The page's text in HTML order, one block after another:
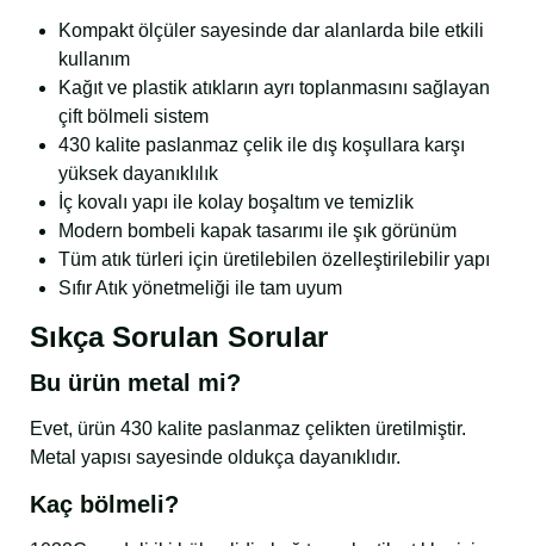
Kompakt ölçüler sayesinde dar alanlarda bile etkili
kullanım
Kağıt ve plastik atıkların ayrı toplanmasını sağlayan
çift bölmeli sistem
430 kalite paslanmaz çelik ile dış koşullara karşı
yüksek dayanıklılık
İç kovalı yapı ile kolay boşaltım ve temizlik
Modern bombeli kapak tasarımı ile şık görünüm
Tüm atık türleri için üretilebilen özelleştirilebilir yapı
Sıfır Atık yönetmeliği ile tam uyum
Sıkça Sorulan Sorular
Bu ürün metal mi?
Evet, ürün 430 kalite paslanmaz çelikten üretilmiştir.
Metal yapısı sayesinde oldukça dayanıklıdır.
Kaç bölmeli?